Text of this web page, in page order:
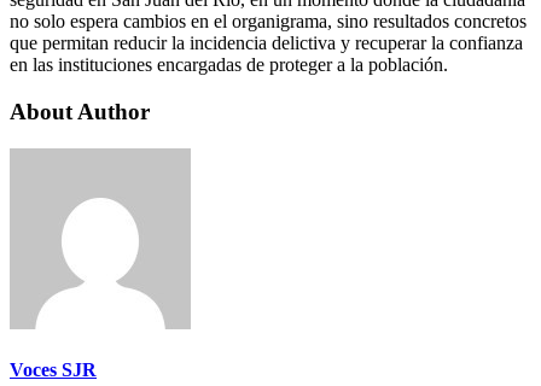
no solo espera cambios en el organigrama, sino resultados concretos
que permitan reducir la incidencia delictiva y recuperar la confianza
en las instituciones encargadas de proteger a la población.
About Author
Voces SJR